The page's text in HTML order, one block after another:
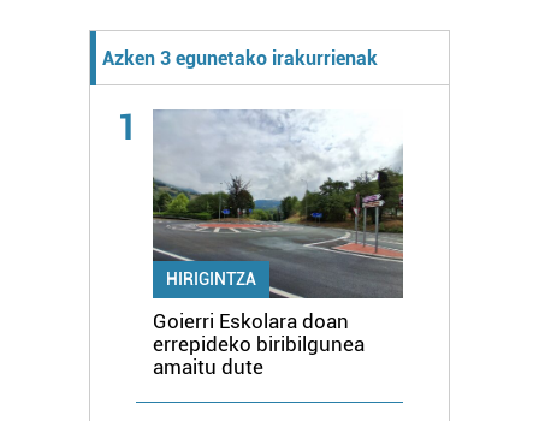
Azken 3 egunetako irakurrienak
1
HIRIGINTZA
Goierri Eskolara doan
errepideko biribilgunea
amaitu dute